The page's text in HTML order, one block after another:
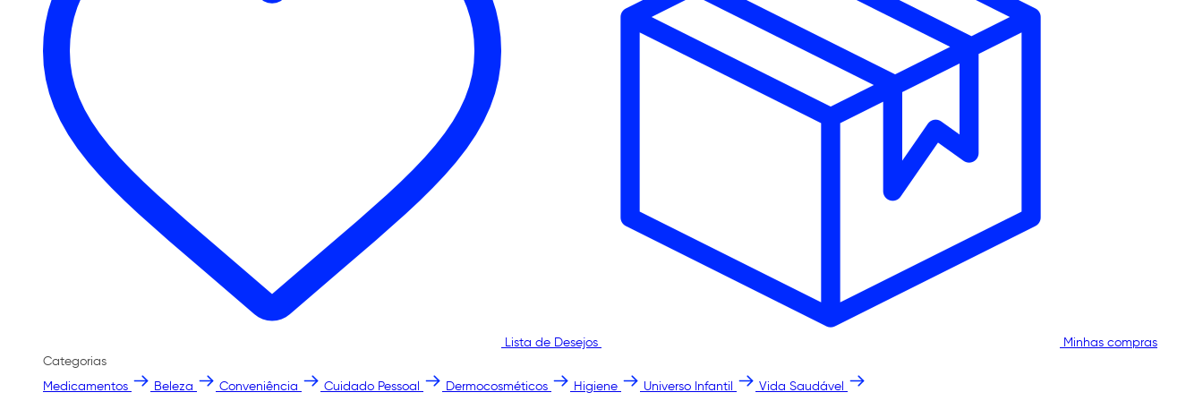
Lista de Desejos
Minhas compras
Categorias
Medicamentos
Beleza Conveniência Cuidado Pessoal Dermocosméticos Higiene Universo Infantil Vida Saudável